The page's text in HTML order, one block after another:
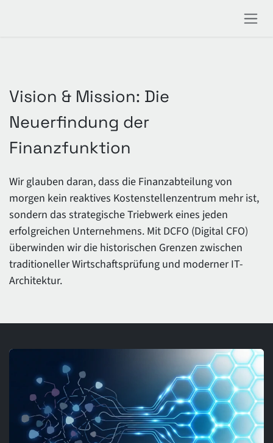
Vision & Mission: Die
Neuerfindung der
Finanzfunktion
Wir glauben daran, dass die Finanzabteilung von
morgen kein reaktives Kostenstellenzentrum mehr ist,
sondern das strategische Triebwerk eines jeden
erfolgreichen Unternehmens. Mit DCFO (Digital CFO)
überwinden wir die historischen Grenzen zwischen
traditioneller Wirtschaftsprüfung und moderner IT-
Architektur.